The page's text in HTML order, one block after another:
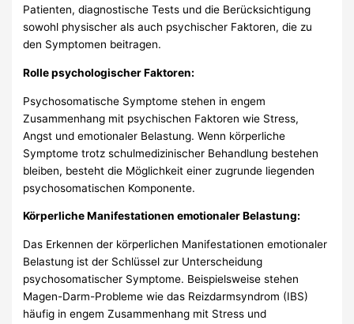
Patienten, diagnostische Tests und die Berücksichtigung
sowohl physischer als auch psychischer Faktoren, die zu
den Symptomen beitragen.
Rolle psychologischer Faktoren:
Psychosomatische Symptome stehen in engem
Zusammenhang mit psychischen Faktoren wie Stress,
Angst und emotionaler Belastung. Wenn körperliche
Symptome trotz schulmedizinischer Behandlung bestehen
bleiben, besteht die Möglichkeit einer zugrunde liegenden
psychosomatischen Komponente.
Körperliche Manifestationen emotionaler Belastung:
Das Erkennen der körperlichen Manifestationen emotionaler
Belastung ist der Schlüssel zur Unterscheidung
psychosomatischer Symptome. Beispielsweise stehen
Magen-Darm-Probleme wie das Reizdarmsyndrom (IBS)
häufig in engem Zusammenhang mit Stress und